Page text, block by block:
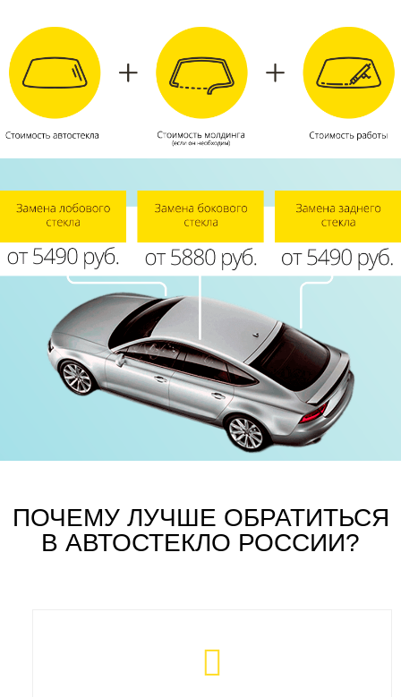
ПОЧЕМУ ЛУЧШЕ ОБРАТИТЬСЯ
В АВТОСТЕКЛО РОССИИ?